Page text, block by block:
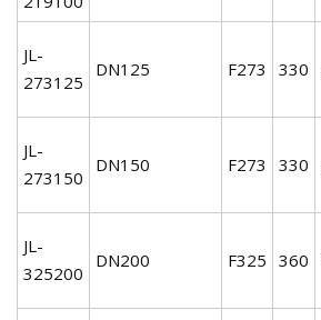
JL-
273125
DN125 F273 330
JL-
273150
DN150 F273 330
JL-
325200
DN200 F325 360